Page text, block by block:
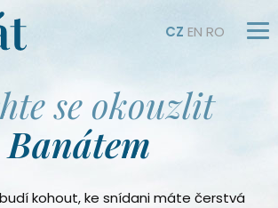
CZ EN RO
se okouzlit
Banátem
kohout, ke snídani máte čerstvá